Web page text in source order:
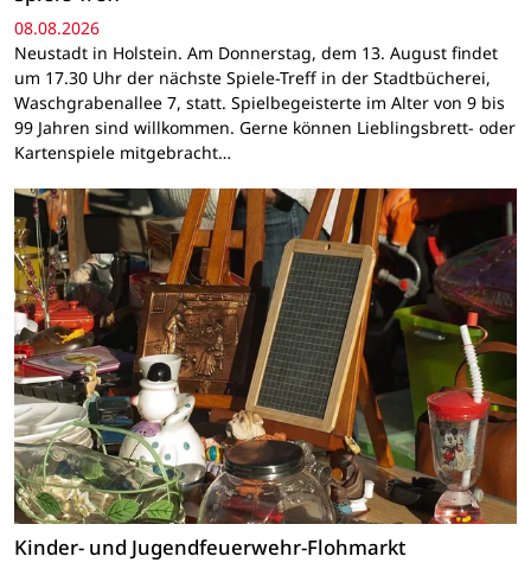
08.08.2026
Neustadt in Holstein. Am Donnerstag, dem 13. August findet
um 17.30 Uhr der nächste Spiele-Treff in der Stadtbücherei,
Waschgrabenallee 7, statt. Spielbegeisterte im Alter von 9 bis
99 Jahren sind willkommen. Gerne können Lieblingsbrett- oder
Kartenspiele mitgebracht…
Kinder- und Jugendfeuerwehr-Flohmarkt